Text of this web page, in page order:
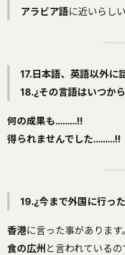
アラビア語に近いらし
17.日本語、英語以外に
18.¿その言語はいつか
何の成果も………!!
得られませんでした………!!
19.¿今まで外国に行っ
香港に言った事があります。
食の広州 と言われているの